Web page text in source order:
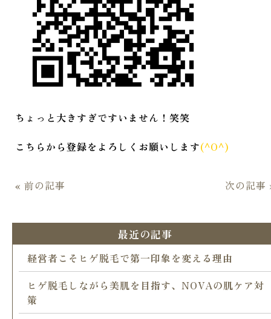
ちょっと大きすぎですいません！笑笑
こちらから登録をよろしくお願いします(^O^)
« 前の記事 次の記事
最近の記事
経営者こそヒゲ脱毛で第一印象を変える理由
ヒゲ脱毛しながら美肌を目指す、NOVAの肌ケア対
策